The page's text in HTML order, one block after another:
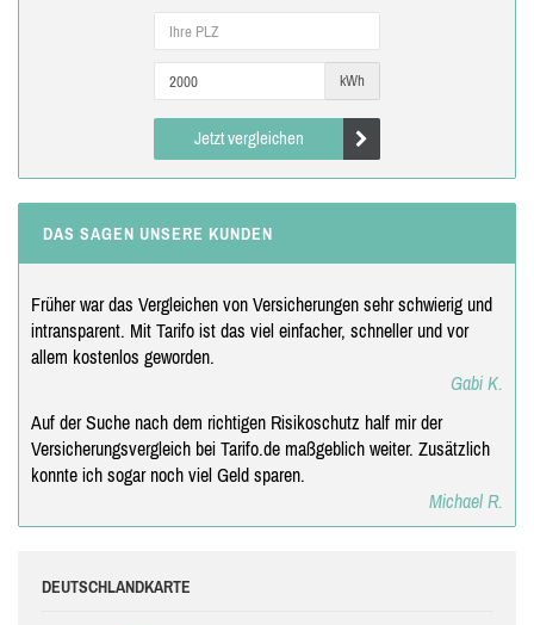
kWh
Jetzt vergleichen
DAS SAGEN UNSERE KUNDEN
Früher war das Vergleichen von Versicherungen sehr schwierig und
intransparent. Mit Tarifo ist das viel einfacher, schneller und vor
allem kostenlos geworden.
Gabi K.
Auf der Suche nach dem richtigen Risikoschutz half mir der
Versicherungsvergleich bei Tarifo.de maßgeblich weiter. Zusätzlich
konnte ich sogar noch viel Geld sparen.
Michael R.
DEUTSCHLANDKARTE